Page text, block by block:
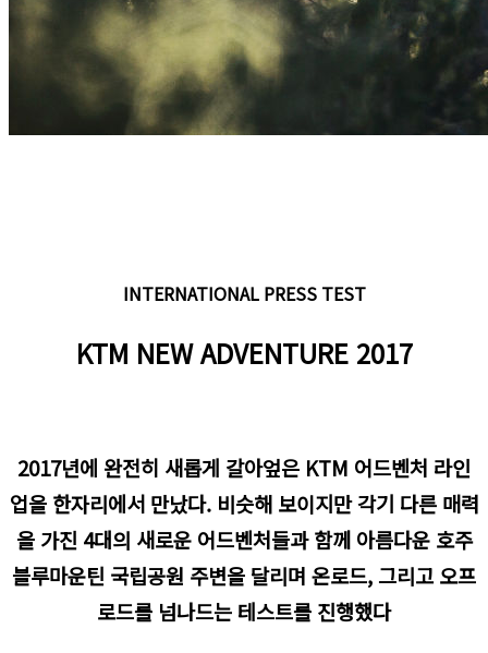
INTERNATIONAL PRESS TEST
KTM NEW ADVENTURE 2017
2017년에 완전히 새롭게 갈아엎은 KTM 어드벤처 라인
업을 한자리에서 만났다. 비슷해 보이지만 각기 다른 매력
을 가진 4대의 새로운 어드벤처들과 함께 아름다운 호주
블루마운틴 국립공원 주변을 달리며 온로드, 그리고 오프
로드를 넘나드는 테스트를 진행했다